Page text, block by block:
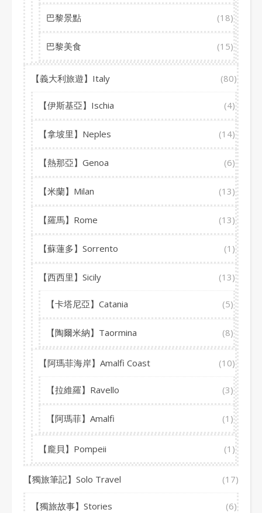
巴黎景點 (18)
巴黎美食 (15)
【義大利旅遊】Italy (80)
【伊斯基亞】Ischia (4)
【拿坡里】Neples (14)
【熱那亞】Genoa (6)
【米蘭】Milan (13)
【羅馬】Rome (13)
【蘇蓮多】Sorrento (1)
【西西里】Sicily (13)
【卡塔尼亞】Catania (5)
【陶爾米納】Taormina (8)
【阿瑪菲海岸】Amalfi Coast (10)
【拉維羅】Ravello (3)
【阿瑪菲】Amalfi (1)
【龐貝】Pompeii (1)
【獨旅筆記】Solo Travel (17)
【獨旅故事】Stories (6)